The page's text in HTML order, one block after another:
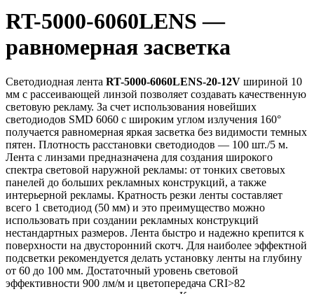
RT-5000-6060LENS —
равномерная засветка
Светодиодная лента RT-5000-6060LENS-20-12V шириной 10
мм с рассеивающей линзой позволяет создавать качественную
световую рекламу. За счет использования новейших
светодиодов SMD 6060 с широким углом излучения 160°
получается равномерная яркая засветка без видимости темных
пятен. Плотность расстановки светодиодов — 100 шт./5 м.
Лента с линзами предназначена для создания широкого
спектра световой наружной рекламы: от тонких световых
панелей до больших рекламных конструкций, а также
интерьерной рекламы. Кратность резки ленты составляет
всего 1 светодиод (50 мм) и это преимущество можно
использовать при создании рекламных конструкций
нестандартных размеров. Лента быстро и надежно крепится к
поверхности на двусторонний скотч. Для наиболее эффектной
подсветки рекомендуется делать установку ленты на глубину
от 60 до 100 мм. Достаточный уровень световой
эффективности 900 лм/м и цветопередача CRI>82